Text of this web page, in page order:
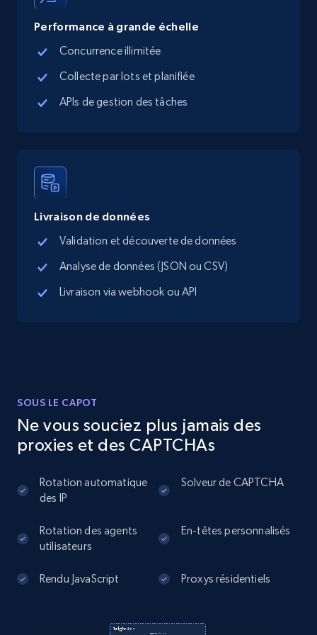
Google Maps full information - Collect
Google Maps Businesses data by place id
Place id, URL, Country, Name, Category,
more.
Google Maps full information - Discover
Address, Description, Business details, and
comments, Date posted, Likes, Photos, and
more.
13.2K+ 1.6K+ Essai gratuit
Instagram - Posts - Collects posts from a
Performance à grande échelle
Concurrence illimitée
Collecte par lots et planifiée
APIs de gestion des tâches
Livraison de données
Validation et découverte de données
Analyse de données (JSON ou CSV)
Livraison via webhook ou API
SOUS LE CAPOT
Ne vous souciez plus jamais des
proxies et des CAPTCHAs
Rotation automatique
des IP
Solveur de CAPTCHA
Rotation des agents
utilisateurs
En-têtes personnalisés
Rendu JavaScript Proxys résidentiels